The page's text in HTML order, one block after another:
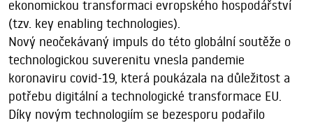
ekonomickou transformaci evropského hospodářství
(tzv. key enabling technologies).
Nový neočekávaný impuls do této globální soutěže o
technologickou suverenitu vnesla pandemie
koronaviru covid-19, která poukázala na důležitost a
potřebu digitální a technologické transformace EU.
Díky novým technologiím se bezesporu podařilo